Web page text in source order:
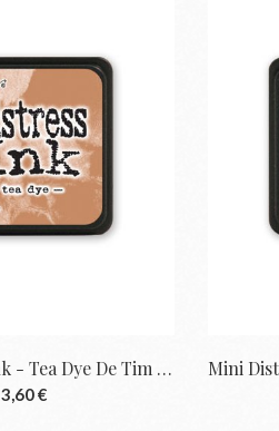
Mini Distress Ink - Tea Dye De Tim Holtz |...
3,60 €